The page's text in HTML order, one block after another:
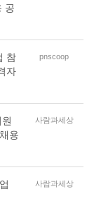
공
참
자
pnscoop
용
사람과세상
사람과세상